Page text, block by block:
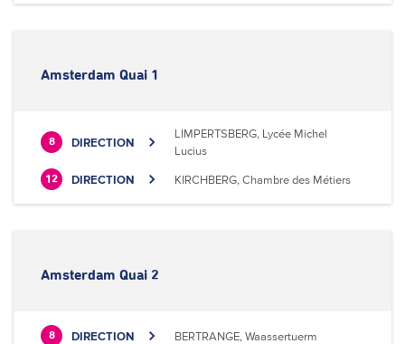
Amsterdam Quai 1
8 DIRECTION
LIMPERTSBERG, Lycée Michel
Lucius
12 DIRECTION KIRCHBERG, Chambre des Métiers
Amsterdam Quai 2
8 DIRECTION BERTRANGE, Waassertuerm